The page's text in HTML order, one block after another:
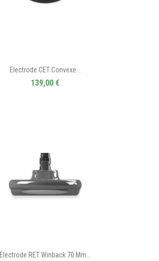
Electrode CET Convexe...
139,00 €
Electrode RET Winback 70 Mm...